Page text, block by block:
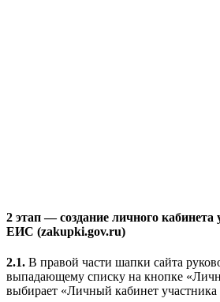
2 этап — создание личного кабинета
ЕИС (zakupki.gov.ru)
2.1. В правой части шапки сайта
выпадающему списку на кнопке
выбирает «Личный кабинет участника